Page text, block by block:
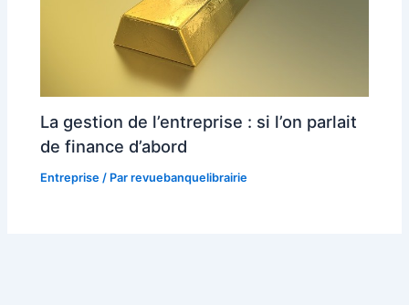
La gestion de l’entreprise : si l’on parlait
de finance d’abord
Entreprise / Parrevuebanquelibrairie